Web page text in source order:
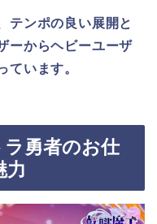
テンポの良い展開と
ーからヘビーユーザ
ています。
ラ勇者のお仕
力